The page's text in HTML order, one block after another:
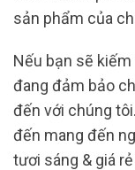
sản phẩm của
Nếu bạn sẽ
đang đảm bảo
đến với chúng
đến mang đến
tươi sáng & giá